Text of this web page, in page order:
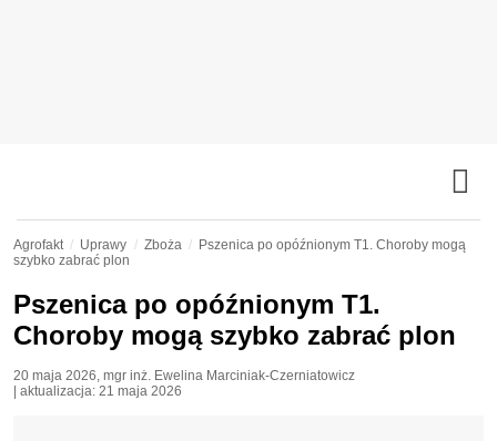
Agrofakt Uprawy Zboża
Pszenica po opóźnionym T1. Choroby mogą
szybko zabrać plon
Pszenica po opóźnionym T1.
Choroby mogą szybko zabrać plon
20 maja 2026, mgr inż. Ewelina Marciniak-Czerniatowicz
| aktualizacja: 21 maja 2026